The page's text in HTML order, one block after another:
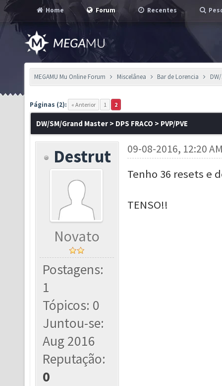
Home Forum Recentes
MEGAMU Mu Online Forum Miscelânea Bar de Lorencia
Páginas (2): « Anterior 1 2
DW/SM/Grand Master > DPS FRACO > PVP/PVE
Destrut
Novato
Postagens:
1
Tópicos: 0
Juntou-se:
Aug 2016
Reputação:
0
09-08-2016, 12:20
Tenho 36 resets e
TENSO!!